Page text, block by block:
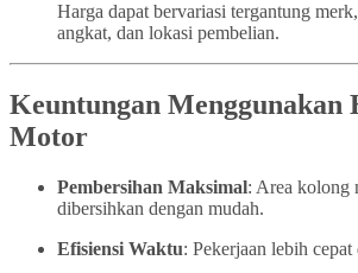
Harga dapat bervariasi tergantung
angkat, dan lokasi pembelian.
Keuntungan
Motor
Pembersihan Maksimal: Area kolong
dibersihkan dengan mudah.
Efisiensi Waktu: Pekerjaan lebih cepat